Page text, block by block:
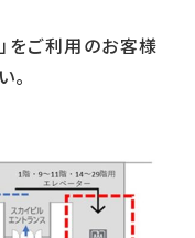
をご利用のお客様
。